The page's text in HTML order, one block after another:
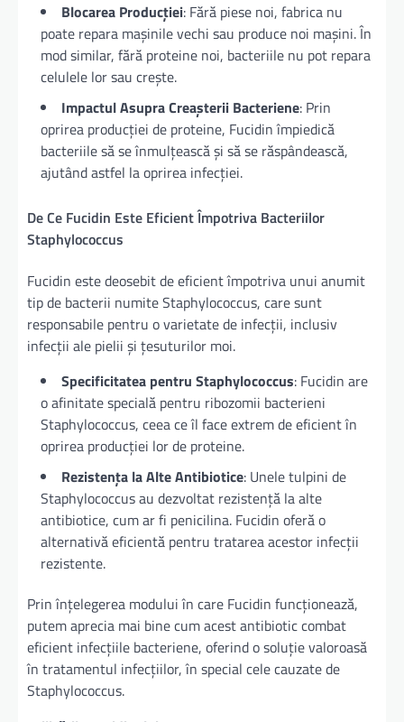
Blocarea Producției: Fără piese noi, fabrica nu
poate repara mașinile vechi sau produce noi mașini. În
mod similar, fără proteine noi, bacteriile nu pot repara
celulele lor sau crește.
Impactul Asupra Creașterii Bacteriene: Prin
oprirea producției de proteine, Fucidin împiedică
bacteriile să se înmulțească și să se răspândească,
ajutând astfel la oprirea infecției.
De Ce Fucidin Este Eficient Împotriva Bacteriilor
Staphylococcus
Fucidin este deosebit de eficient împotriva unui anumit
tip de bacterii numite Staphylococcus, care sunt
responsabile pentru o varietate de infecții, inclusiv
infecții ale pielii și țesuturilor moi.
Specificitatea pentru Staphylococcus: Fucidin are
o afinitate specială pentru ribozomii bacterieni
Staphylococcus, ceea ce îl face extrem de eficient în
oprirea producției lor de proteine.
Rezistența la Alte Antibiotice: Unele tulpini de
Staphylococcus au dezvoltat rezistență la alte
antibiotice, cum ar fi penicilina. Fucidin oferă o
alternativă eficientă pentru tratarea acestor infecții
rezistente.
Prin înțelegerea modului în care Fucidin funcționează,
putem aprecia mai bine cum acest antibiotic combat
eficient infecțiile bacteriene, oferind o soluție valoroasă
în tratamentul infecțiilor, în special cele cauzate de
Staphylococcus.